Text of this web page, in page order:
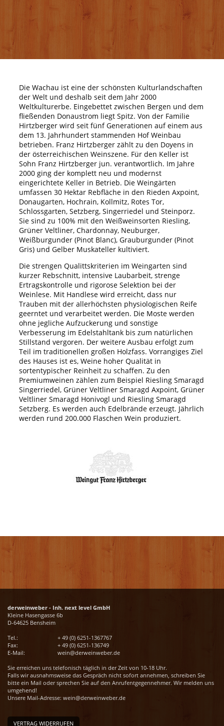
Die Wachau ist eine der schönsten Kulturlandschaften
der Welt und deshalb seit dem Jahr 2000
Weltkulturerbe. Eingebettet zwischen Bergen und dem
fließenden Donaustrom liegt Spitz. Von der Familie
Hirtzberger wird seit fünf Generationen auf einem aus
dem 13. Jahrhundert stammenden Hof Weinbau
betrieben. Franz Hirtzberger zählt zu den Doyens in
der österreichischen Weinszene. Für den Keller ist
Sohn Franz Hirtzberger jun. verantwortlich. Im Jahre
2000 ging der komplett neu und modernst
eingerichtete Keller in Betrieb. Die Weingärten
umfassen 30 Hektar Rebfläche in den Rieden Axpoint,
Donaugarten, Hochrain, Kollmitz, Rotes Tor,
Schlossgarten, Setzberg, Singerriedel und Steinporz.
Sie sind zu 100% mit den Weißweinsorten Riesling,
Grüner Veltliner, Chardonnay, Neuburger,
Weißburgunder (Pinot Blanc), Grauburgunder (Pinot
Gris) und Gelber Muskateller kultiviert.
Die strengen Qualittskriterien im Weingarten sind
kurzer Rebschnitt, intensive Laubarbeit, strenge
Ertragskontrolle und rigorose Selektion bei der
Weinlese. Mit Handlese wird erreicht, dass nur
Trauben mit der allerhöchsten physiologischen Reife
geerntet und verarbeitet werden. Die Moste werden
ohne jegliche Aufzuckerung und sonstige
Verbesserung im Edelstahltank bis zum natürlichen
Stillstand vergoren. Der weitere Ausbau erfolgt zum
Teil im traditionellen großen Holzfass. Vorrangiges Ziel
des Hauses ist es, Weine hoher Qualität in
sortentypischer Reinheit zu schaffen. Zu den
Premiumweinen zählen zum Beispiel Riesling Smaragd
Singerriedel, Grüner Veltliner Smaragd Axpoint, Grüner
Veltliner Smaragd Honivogl und Riesling Smaragd
Setzberg. Es werden auch Edelbrände erzeugt. Jährlich
werden rund 200.000 Flaschen Wein produziert.
derweinweber - Inh. next level GmbH
Kleine Hasengasse 6b
D-64625 Bensheim
Tel.:
+ 49 (0) 6251-1367767
Fax:
+ 49 (0) 6251-136749
E-Mail:
wein@derweinweber.de
Sie erreichen uns telefonisch täglich in der Zeit von 10-18 Uhr.
Falls wir ausnahmsweise das Gespräch nicht sofort annehmen, schreiben Sie
bitte ein Mail oder sprechen Sie auf den Anrufentgegennehmer. Wir melden uns
umgehend!
Unsere Mail-Adresse: wein@derweinweber.de
VERTRAG WIDERRUFEN